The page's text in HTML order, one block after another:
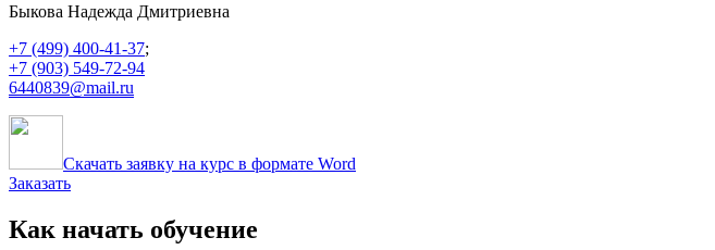
Быкова Надежда Дмитриевна
+7 (499) 400-41-37;
+7 (903) 549-72-94
6440839@mail.ru
Скачать заявку на курс в формате Word
Заказать
Как начать обучение